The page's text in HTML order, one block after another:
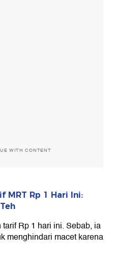
WITH CONTENT
MRT Rp 1 Hari Ini:
Rp 1 hari ini. Sebab, ia
menghindari macet karena